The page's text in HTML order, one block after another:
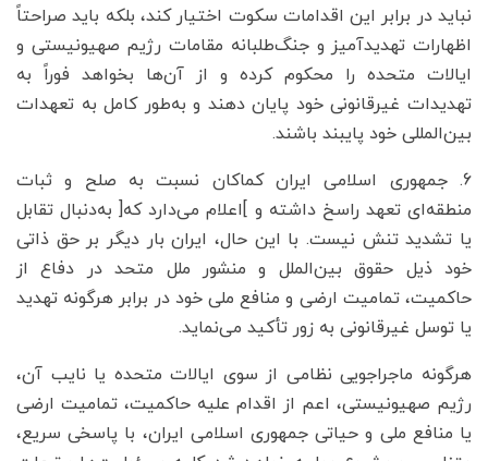
نباید در برابر این اقدامات سکوت اختیار کند، بلکه باید صراحتاً
اظهارات تهدیدآمیز و جنگ‌طلبانه مقامات رژیم صهیونیستی و
ایالات متحده را محکوم کرده و از آن‌ها بخواهد فوراً به
تهدیدات غیرقانونی خود پایان دهند و به‌طور کامل به تعهدات
بین‌المللی خود پایبند باشند.
6. جمهوری اسلامی ایران کماکان نسبت به صلح و ثبات
منطقه‌ای تعهد راسخ داشته و ]اعلام می‌دارد که[ به‌دنبال تقابل
یا تشدید تنش نیست. با این حال، ایران بار دیگر بر حق ذاتی
خود ذیل حقوق بین‌الملل و منشور ملل متحد در دفاع از
حاکمیت، تمامیت ارضی و منافع ملی خود در برابر هرگونه تهدید
یا توسل غیرقانونی به زور تأکید می‌نماید.
هرگونه ماجراجویی نظامی از سوی ایالات متحده یا نایب آن،
رژیم صهیونیستی، اعم از اقدام علیه حاکمیت، تمامیت ارضی
یا منافع ملی و حیاتی جمهوری اسلامی ایران، با پاسخی سریع،